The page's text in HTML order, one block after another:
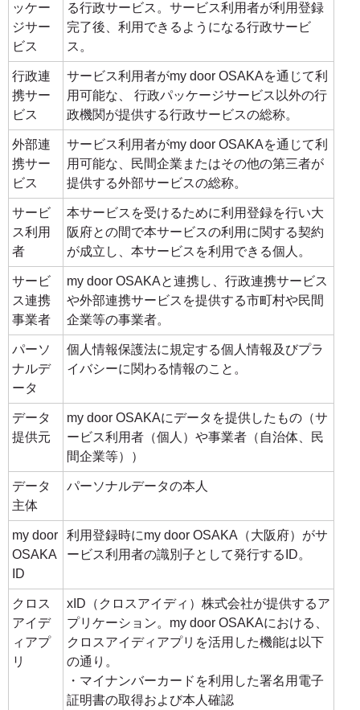
ッケー
ジサー
ビス
る行政サービス。サービス利用者が利用登録
完了後、利用できるようになる行政サービ
ス。
行政連
携サー
ビス
サービス利用者がmy door OSAKAを通じて利
用可能な、 行政パッケージサービス以外の行
政機関が提供する行政サービスの総称。
外部連
携サー
ビス
サービス利用者がmy door OSAKAを通じて利
用可能な、民間企業またはその他の第三者が
提供する外部サービスの総称。
サービ
ス利用
者
本サービスを受けるために利用登録を行い大
阪府との間で本サービスの利用に関する契約
が成立し、本サービスを利用できる個人。
サービ
ス連携
事業者
my door OSAKAと連携し、行政連携サービス
や外部連携サービスを提供する市町村や民間
企業等の事業者。
パーソ
ナルデ
ータ
個人情報保護法に規定する個人情報及びプラ
イバシーに関わる情報のこと。
データ
提供元
my door OSAKAにデータを提供したもの（サ
ービス利用者（個人）や事業者（自治体、民
間企業等））
データ
主体
パーソナルデータの本人
my door
OSAKA
ID
利用登録時にmy door OSAKA（大阪府）がサ
ービス利用者の識別子として発行するID。
クロス
アイデ
ィアプ
リ
xID（クロスアイディ）株式会社が提供するア
プリケーション。my door OSAKAにおける、
クロスアイディアプリを活用した機能は以下
の通り。
・マイナンバーカードを利用した署名用電子
証明書の取得および本人確認